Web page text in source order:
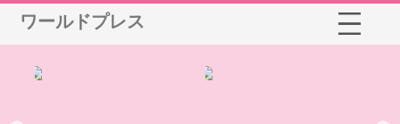
ワールドプレス